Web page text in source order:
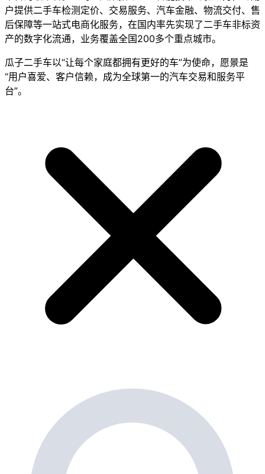
户提供二手车检测定价、交易服务、汽车金融、物流交付、售
后保障等一站式电商化服务，在国内率先实现了二手车非标资
产的数字化流通，业务覆盖全国200多个重点城市。
瓜子二手车以“让每个家庭都拥有更好的车”为使命，愿景是
“用户喜爱、客户信赖，成为全球第一的汽车交易和服务平
台”。